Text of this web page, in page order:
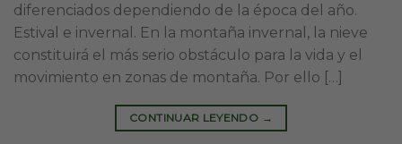
diferenciados dependiendo de la época del año.
Estival e invernal. En la montaña invernal, la nieve
constituirá el más serio obstáculo para la vida y el
movimiento en zonas de montaña. Por ello […]
CONTINUAR LEYENDO →